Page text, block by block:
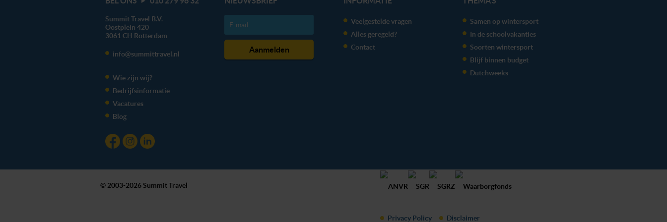
Summit Travel B.V.
Oostplein 420
3061 CH Rotterdam
info@summittravel.nl
Wie zijn wij?
Bedrijfsinformatie
Vacatures
Blog
Veelgestelde vragen
Alles geregeld?
Contact
Samen op wintersport
In de schoolvakanties
Soorten wintersport
Blijf binnen budget
Dutchweeks
© 2003-2026 Summit Travel
Privacy Policy Disclaimer